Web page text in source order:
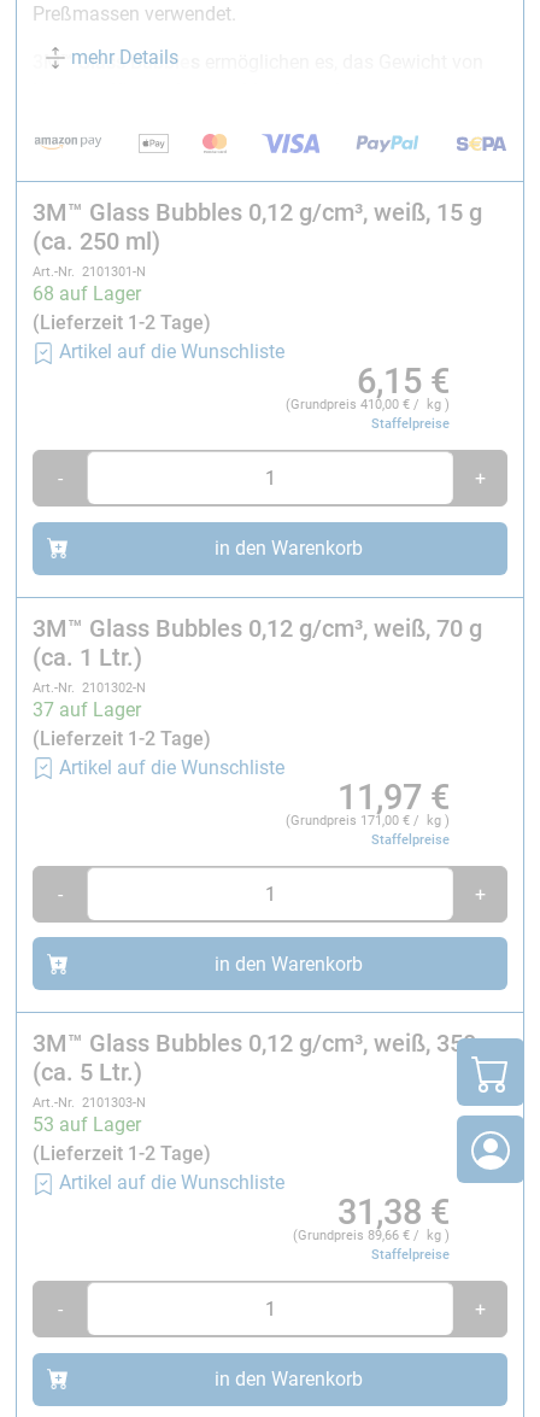
Preßmassen verwendet.
3M™ Glass Bubbles
erhöhen und gleichzeitig die Wärmeausdehnung zu
verringern. Darüber hinaus führt die geringe
Wärmeleitfähigkeit zu einer hervorragenden
thermischen Isolation.
Aufgrund ihrer perfekten Kugelform erhöht ihr Einsatz
zudem die Präzision in der Fertigung sowie die
Maßhaltigkeit und Hitzebeständigkeit von Bauteilen.
Die allgemein gängige Annahme „Gewichtsreduzierung
= Zusatzkosten“ trifft hier nicht unbedingt zu: mit
Glass Bubbleslässt sich das Gewicht von Bauteilen
reduzieren, ohne dass dafür die Kosten in der
Herstellung steigen müssen.
Eigenschaften:
Geringe Dichte
Kugelförmig
Rieselfähig
Inert
Vorteile:
Ausgezeichnete Resistenz gegen Wasser
Niedriges Gewicht bei hoher Druckfestigkeit
Nicht porös
Technische Daten:
Nenndichte:0,12 g/cm³
Farbe: Weiß
Mittlere Teilchengröße:
Durchschnittliche
Teilchendichte*
Schüttdichte
g/cm³
g/cm³
Toleranzbereich
(errechnet)
mehr Details
3M™ Glass Bubbles 0,12 g/cm³, weiß, 15 g
(ca. 250 ml)
Art.-Nr. 2101301-N
68 auf Lager
(Lieferzeit 1-2 Tage)
Artikel auf die Wunschliste
6,15 €
(Grundpreis410,00 € / kg )
Staffelpreise
- +
in den Warenkorb
3M™ Glass Bubbles 0,12 g/cm³, weiß, 70 g
(ca. 1 Ltr.)
Art.-Nr. 2101302-N
37 auf Lager
(Lieferzeit 1-2 Tage)
Artikel auf die Wunschliste
11,97 €
(Grundpreis 171,00 € / kg )
Staffelpreise
- +
in den Warenkorb
3M™ Glass Bubbles 0,12 g/cm³, weiß, 350 g
(ca. 5 Ltr.)
Art.-Nr. 2101303-N
53 auf Lager
(Lieferzeit 1-2 Tage)
Artikel auf die Wunschliste
31,38 €
(Grundpreis89,66 € / kg )
Staffelpreise
- +
in den Warenkorb